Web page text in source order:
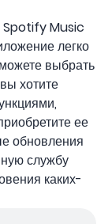
Spotify Music
легко
выбрать
хотите
ее
обновления
службу
каких-